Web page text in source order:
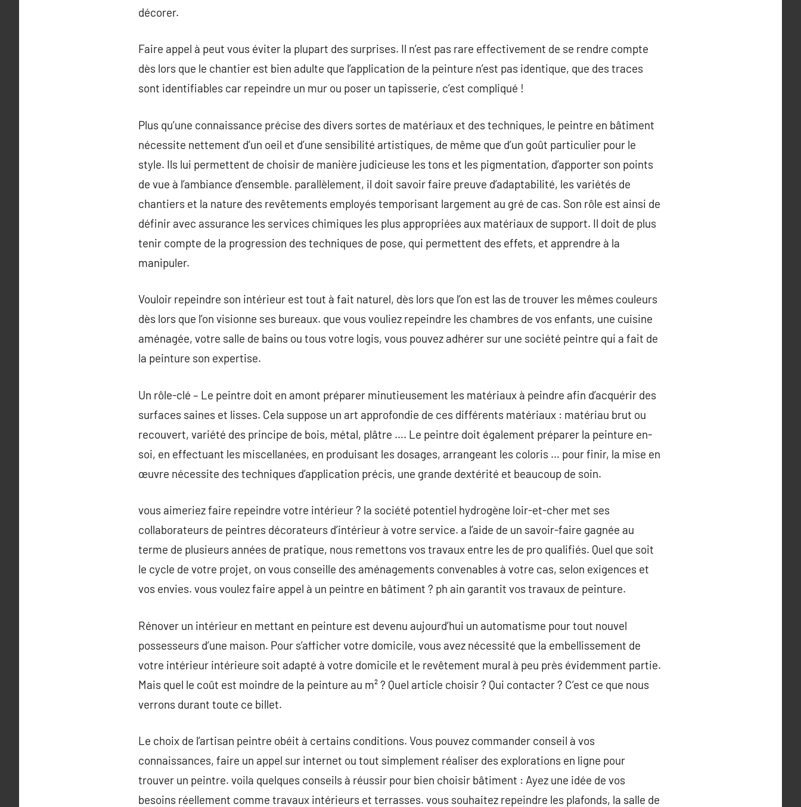
décorer.
Faire appel à peut vous éviter la plupart des surprises. Il n’est pas rare effectivement de se rendre compte
dès lors que le chantier est bien adulte que l’application de la peinture n’est pas identique, que des traces
sont identifiables car repeindre un mur ou poser un tapisserie, c’est compliqué !
Plus qu’une connaissance précise des divers sortes de matériaux et des techniques, le peintre en bâtiment
nécessite nettement d’un oeil et d’une sensibilité artistiques, de même que d’un goût particulier pour le
style. Ils lui permettent de choisir de manière judicieuse les tons et les pigmentation, d’apporter son points
de vue à l’ambiance d’ensemble. parallèlement, il doit savoir faire preuve d’adaptabilité, les variétés de
chantiers et la nature des revêtements employés temporisant largement au gré de cas. Son rôle est ainsi de
définir avec assurance les services chimiques les plus appropriées aux matériaux de support. Il doit de plus
tenir compte de la progression des techniques de pose, qui permettent des effets, et apprendre à la
manipuler.
Vouloir repeindre son intérieur est tout à fait naturel, dès lors que l’on est las de trouver les mêmes couleurs
dès lors que l’on visionne ses bureaux. que vous vouliez repeindre les chambres de vos enfants, une cuisine
aménagée, votre salle de bains ou tous votre logis, vous pouvez adhérer sur une société peintre qui a fait de
la peinture son expertise.
Un rôle-clé – Le peintre doit en amont préparer minutieusement les matériaux à peindre afin d’acquérir des
surfaces saines et lisses. Cela suppose un art approfondie de ces différents matériaux : matériau brut ou
recouvert, variété des principe de bois, métal, plâtre …. Le peintre doit également préparer la peinture en-
soi, en effectuant les miscellanées, en produisant les dosages, arrangeant les coloris … pour finir, la mise en
œuvre nécessite des techniques d’application précis, une grande dextérité et beaucoup de soin.
vous aimeriez faire repeindre votre intérieur ? la société potentiel hydrogène loir-et-cher met ses
collaborateurs de peintres décorateurs d’intérieur à votre service. a l’aide de un savoir-faire gagnée au
terme de plusieurs années de pratique, nous remettons vos travaux entre les de pro qualifiés. Quel que soit
le cycle de votre projet, on vous conseille des aménagements convenables à votre cas, selon exigences et
vos envies. vous voulez faire appel à un peintre en bâtiment ? ph ain garantit vos travaux de peinture.
Rénover un intérieur en mettant en peinture est devenu aujourd’hui un automatisme pour tout nouvel
possesseurs d’une maison. Pour s’afficher votre domicile, vous avez nécessité que la embellissement de
votre intérieur intérieure soit adapté à votre domicile et le revêtement mural à peu près évidemment partie.
Mais quel le coût est moindre de la peinture au m² ? Quel article choisir ? Qui contacter ? C’est ce que nous
verrons durant toute ce billet.
Le choix de l’artisan peintre obéit à certains conditions. Vous pouvez commander conseil à vos
connaissances, faire un appel sur internet ou tout simplement réaliser des explorations en ligne pour
trouver un peintre. voila quelques conseils à réussir pour bien choisir bâtiment : Ayez une idée de vos
besoins réellement comme travaux intérieurs et terrasses. vous souhaitez repeindre les plafonds, la salle de